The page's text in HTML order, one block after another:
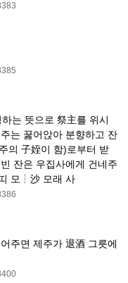
는 뜻으로 祭主를 위시
는 꿇어앉아 분향하고 잔
의 子姪이 함)로부터 받
잔은 우집사에게 건네주
모┆沙 모래 사
주면 제주가 退酒 그릇에